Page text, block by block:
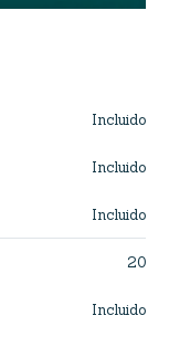
Incluido
Incluido
Incluido
20
Incluido